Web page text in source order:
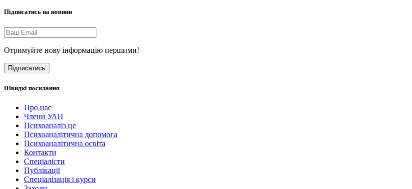
Підписатись на новини
Отримуйте нову інформацію першими!
Підписатись
Швидкі посилання
Про нас
Члени УАП
Психоаналіз це
Психоаналітична допомога
Психоаналітична освіта
Контакти
Спеціалісти
Публікації
Cпеціалізація і курси